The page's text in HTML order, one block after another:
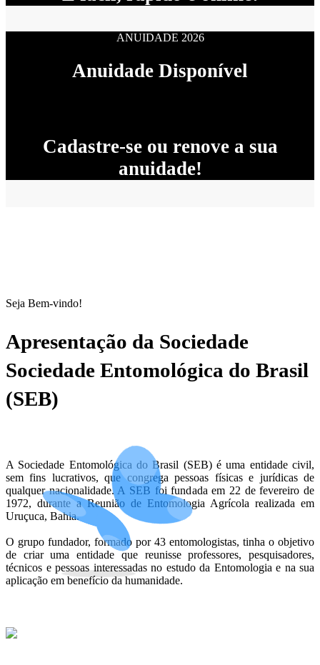
ANUIDADE 2026
Anuidade Disponível
Cadastre-se ou renove a sua
anuidade!
Seja Bem-vindo!
Apresentação da Sociedade
Sociedade Entomológica do Brasil
(SEB)
A Sociedade Entomológica do Brasil (SEB) é uma entidade civil,
sem fins lucrativos, que congrega pessoas físicas e jurídicas de
qualquer nacionalidade. A SEB foi fundada em 22 de fevereiro de
1972, durante a Reunião de Entomologia Agrícola realizada em
Uruçuca, Bahia.
O grupo fundador, formado por 43 entomologistas, tinha o objetivo
de criar uma entidade que reunisse professores, pesquisadores,
técnicos e pessoas interessadas no estudo da Entomologia e na sua
aplicação em benefício da humanidade.